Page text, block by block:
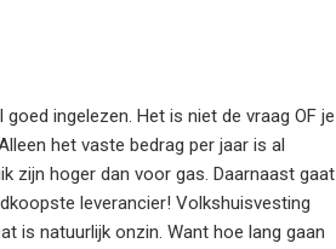
ingelezen. Het is niet de vraag OF je
het vaste bedrag per jaar is al
zijn hoger dan voor gas. Daarnaast gaat
leverancier! Volkshuisvesting
is natuurlijk onzin. Want hoe lang gaan